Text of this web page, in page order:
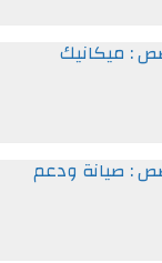
: ميكانيك
: صيانة ودعم